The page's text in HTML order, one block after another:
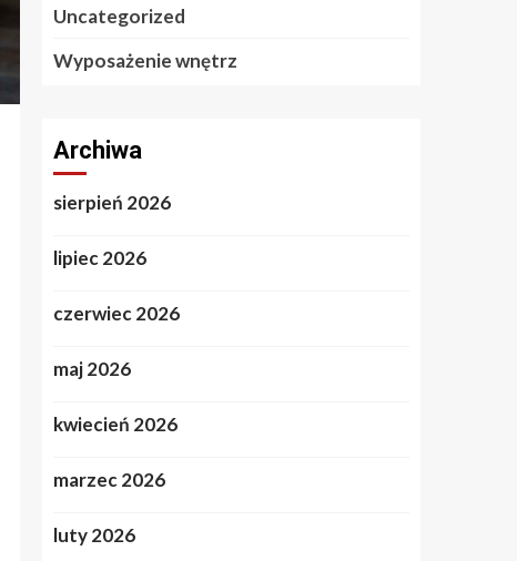
Uncategorized
Wyposażenie wnętrz
Archiwa
sierpień 2026
lipiec 2026
czerwiec 2026
maj 2026
kwiecień 2026
marzec 2026
luty 2026